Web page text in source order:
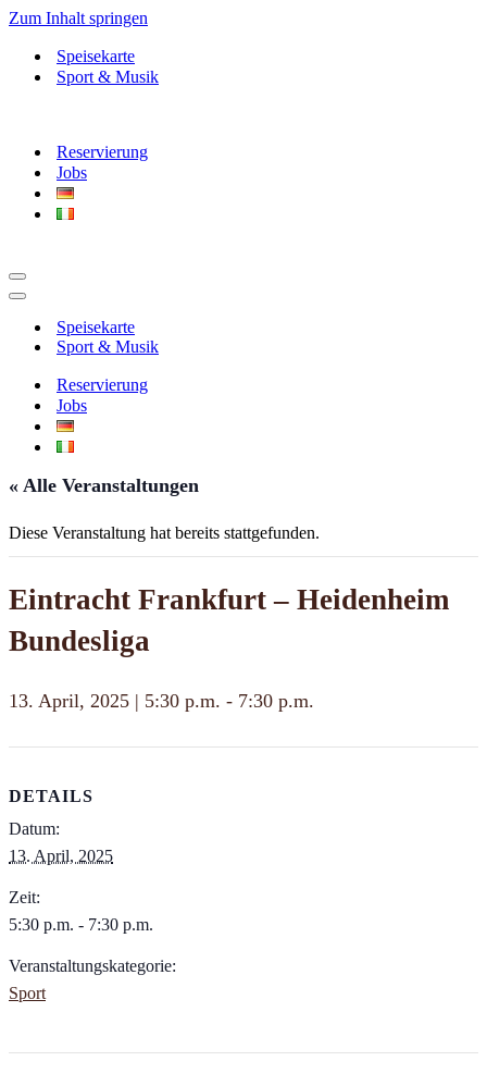
Zum Inhalt springen
Speisekarte
Sport & Musik
Reservierung
Jobs
Navigationsmenü
Navigationsmenü
Speisekarte
Sport & Musik
Reservierung
Jobs
« Alle Veranstaltungen
Diese Veranstaltung hat bereits stattgefunden.
Eintracht Frankfurt – Heidenheim
Bundesliga
13. April, 2025 | 5:30 p.m. - 7:30 p.m.
DETAILS
Datum:
13. April, 2025
Zeit:
5:30 p.m. - 7:30 p.m.
Veranstaltungskategorie:
Sport